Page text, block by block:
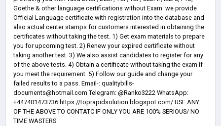
Goethe & other language certifications without Exam. we provide
Official Language certificate with registration into the database and
also actual center stamps for customers interested in obtaining the
certificates without taking the test. 1) Get exam materials to prepare
you for upcoming test. 2) Renew your expired certificate without
taking another test. 3) We also assist candidates to register for any
of the above tests. 4) Obtain a certificate without taking the exam if
you meet the requirement. 5) Follow our guide and change your
failed results to a pass. Email-: qualitybills-
documents@hotmail.com Telegram: @Ranko3222 WhatsApp:
+447401473736 https://toprapidsolution.blogspot.com/ USE ANY
OF THE ABOVE TO CONTATC IF ONLY YOU ARE 100% SERIOUS/ NO
TIME WASTERS